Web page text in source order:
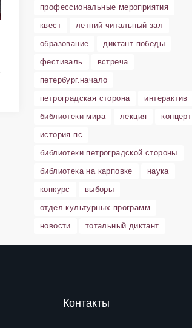
профессиональные мероприятия
квест
летний читальный зал
образование
диктант победы
фестиваль
встреча
петербург.начало
петроградская сторона
интерактив
библиотеки мира
лекция
концерт
история пс
библиотеки петроградской стороны
библиотека на карповке
наука
конкурс
выборы
отдел культурных программ
новости
тотальный диктант
Контакты